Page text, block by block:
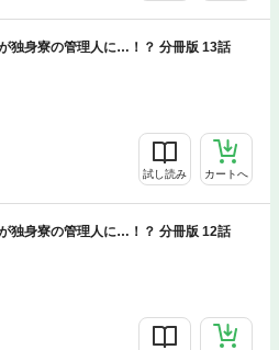
独身寮の管理人に…！？ 分冊版 13話
試し読み カートへ
独身寮の管理人に…！？ 分冊版 12話